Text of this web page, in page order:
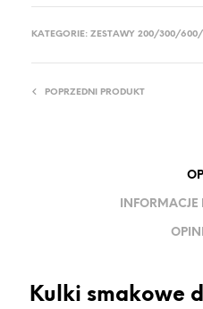
KATEGORIE: ZESTAWY 200/300/600/
POPRZEDNI PRODUKT
Kulki smakowe